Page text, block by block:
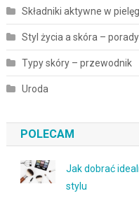
Składniki aktywne w
Styl życia a skóra –
Typy skóry – przewodnik
Uroda
POLECAM
Jak dobrać
stylu